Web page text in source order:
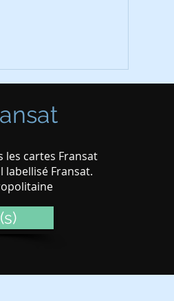
les cartes Fransat
Fransat.